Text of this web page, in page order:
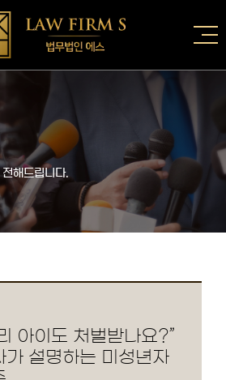
해드립니다.
아이도 처벌받나요?”
가 설명하는 미성년자